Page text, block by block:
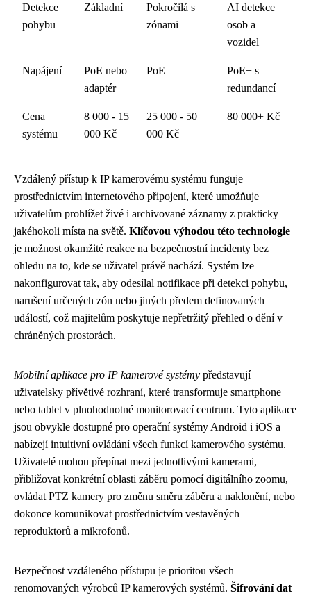
Detekce
pohybu
Základní
Pokročilá s
zónami
AI detekce
osob a
vozidel
Napájení
PoE nebo
adaptér
PoE
PoE+ s
redundancí
Cena
systému
8 000 - 15
000 Kč
25 000 - 50
000 Kč
80 000+ Kč
Vzdálený přístup k IP kamerovému systému funguje
prostřednictvím internetového připojení, které umožňuje
uživatelům prohlížet živé i archivované záznamy z prakticky
jakéhokoli místa na světě. Klíčovou výhodou této technologie
je možnost okamžité reakce na bezpečnostní incidenty bez
ohledu na to, kde se uživatel právě nachází. Systém lze
nakonfigurovat tak, aby odesílal notifikace při detekci pohybu,
narušení určených zón nebo jiných předem definovaných
událostí, což majitelům poskytuje nepřetržitý přehled o dění v
chráněných prostorách.
Mobilní aplikace pro IP kamerové systémy představují
uživatelsky přívětivé rozhraní, které transformuje smartphone
nebo tablet v plnohodnotné monitorovací centrum. Tyto aplikace
jsou obvykle dostupné pro operační systémy Android i iOS a
nabízejí intuitivní ovládání všech funkcí kamerového systému.
Uživatelé mohou přepínat mezi jednotlivými kamerami,
přibližovat konkrétní oblasti záběru pomocí digitálního zoomu,
ovládat PTZ kamery pro změnu směru záběru a naklonění, nebo
dokonce komunikovat prostřednictvím vestavěných
reproduktorů a mikrofonů.
Bezpečnost vzdáleného přístupu je prioritou všech
renomovaných výrobců IP kamerových systémů. Šifrování dat